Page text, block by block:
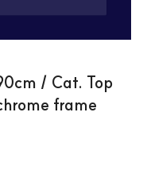
/ Cat. Top
frame